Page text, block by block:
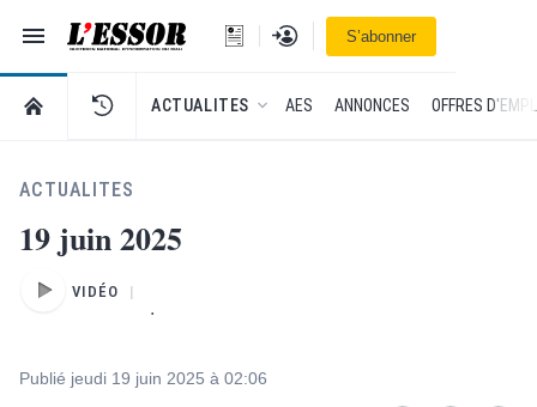
Navigation
L'Essor - retour à la une
Se connecterS’abonner
RETOUR À LA PAGE D’ACCUEIL DE L'ESSOR
ACTUALITES AES ANNONCES OFFRES
ACTUALITES
19 juin 2025
VIDÉO
.
Publié jeudi 19 juin 2025 à 02:06